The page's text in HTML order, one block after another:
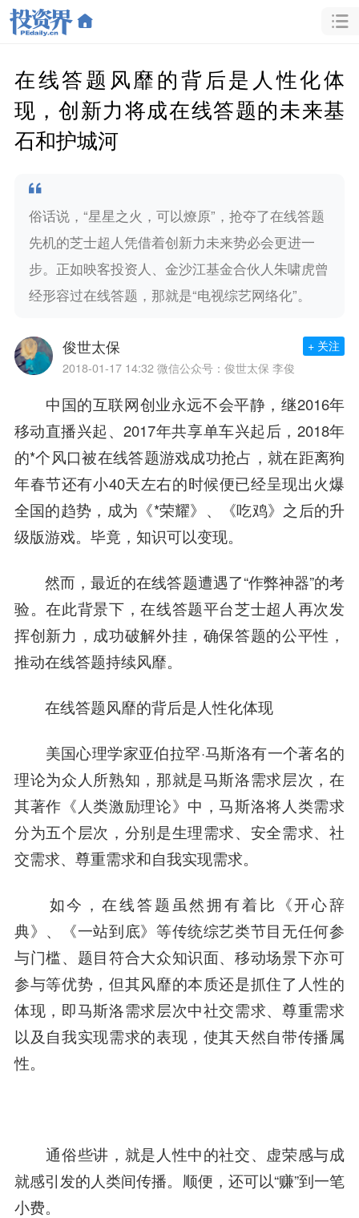
在线答题风靡的背后是人性化体
现，创新力将成在线答题的未来基
石和护城河
俗话说，“星星之火，可以燎原”，抢夺了在线答题
先机的芝士超人凭借着创新力未来势必会更进一
步。正如映客投资人、金沙江基金合伙人朱啸虎曾
经形容过在线答题，那就是“电视综艺网络化”。
俊世太保
2018-01-17 14:32 微信公众号：俊世太保 李俊
+ 关注
中国的互联网创业永远不会平静，继2016年
移动直播兴起、2017年共享单车兴起后，2018年
的*个风口被在线答题游戏成功抢占，就在距离狗
年春节还有小40天左右的时候便已经呈现出火爆
全国的趋势，成为《*荣耀》、《吃鸡》之后的升
级版游戏。毕竟，知识可以变现。
然而，最近的在线答题遭遇了“作弊神器”的考
验。在此背景下，在线答题平台芝士超人再次发
挥创新力，成功破解外挂，确保答题的公平性，
推动在线答题持续风靡。
在线答题风靡的背后是人性化体现
美国心理学家亚伯拉罕·马斯洛有一个著名的
理论为众人所熟知，那就是马斯洛需求层次，在
其著作《人类激励理论》中，马斯洛将人类需求
分为五个层次，分别是生理需求、安全需求、社
交需求、尊重需求和自我实现需求。
如今，在线答题虽然拥有着比《开心辞
典》、《一站到底》等传统综艺类节目无任何参
与门槛、题目符合大众知识面、移动场景下亦可
参与等优势，但其风靡的本质还是抓住了人性的
体现，即马斯洛需求层次中社交需求、尊重需求
以及自我实现需求的表现，使其天然自带传播属
性。
通俗些讲，就是人性中的社交、虚荣感与成
就感引发的人类间传播。顺便，还可以“赚”到一笔
小费。